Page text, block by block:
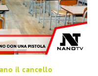
il cancello